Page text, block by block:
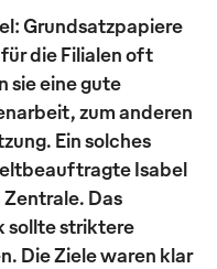
Grundsatzpapiere
die Filialen oft
sie eine gute
zum anderen
Ein solches
Isabel
Das
sollte striktere
Die Ziele waren klar